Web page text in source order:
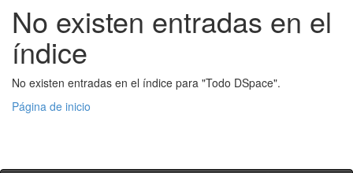
No existen entradas en el
índice
No existen entradas en el índice para "Todo DSpace".
Página de inicio